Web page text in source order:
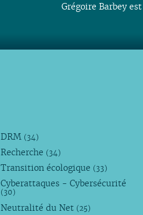
Grégoire Barbey
DRM (34)
Recherche (34)
Transition écologique (33)
Cyberattaques - Cybersécurité
(30)
Neutralité du Net (25)